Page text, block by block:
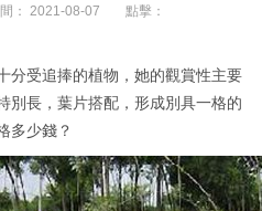
： 2021-08-07 點擊：
分受追捧的植物，她的觀賞性主要
別長，葉片搭配，形成別具一格的
多少錢？